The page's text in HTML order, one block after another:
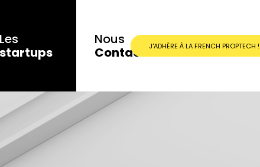
Les
startups
Nous
ContacterJ'ADHÈRE À LA FRENCH PROPTECH !